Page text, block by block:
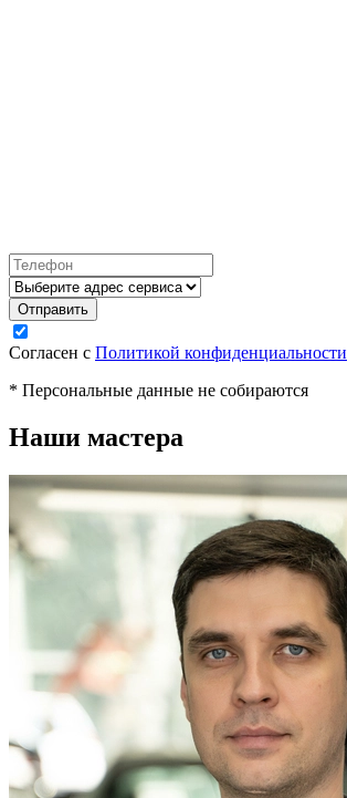
Согласен с Политикой конфиденциальности
* Персональные данные не собираются
Наши мастера